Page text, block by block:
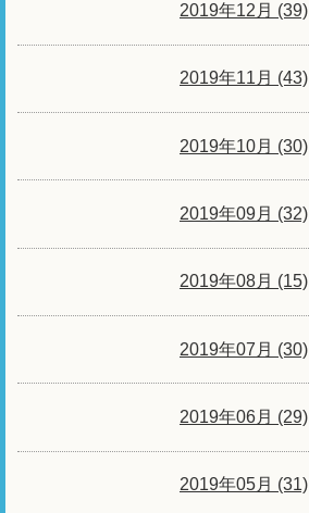
2019年12月 (39)
2019年11月 (43)
2019年10月 (30)
2019年09月 (32)
2019年08月 (15)
2019年07月 (30)
2019年06月 (29)
2019年05月 (31)